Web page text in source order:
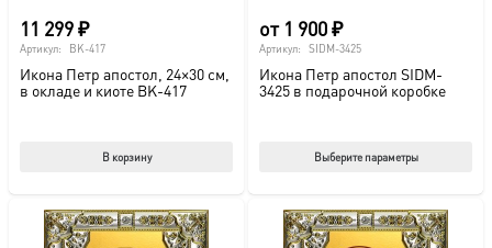
11 299₽
Артикул: BK-417
Икона Петр апостол, 24×30 см,
в окладе и киоте BK-417
В корзину
от 1 900₽
Артикул: SIDM-3425
Икона Петр апостол SIDM-
3425 в подарочной коробке
Выберите параметры